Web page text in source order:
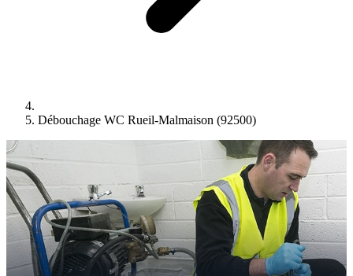
Débouchage WC Rueil-Malmaison (92500)